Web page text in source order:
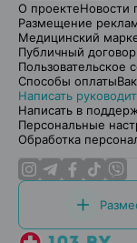
О проектеНовости
Размещение
Медицинский
Публичный договор
Пользовательское
Способы оплаты
Написать
Написать в
Персональные
Обработка